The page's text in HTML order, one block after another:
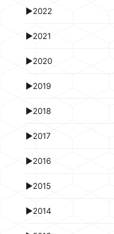
►2022
►2021
►2020
►2019
►2018
►2017
►2016
►2015
►2014